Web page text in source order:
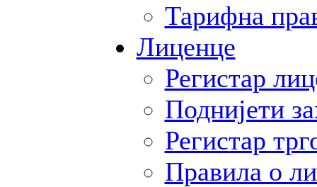
Тарифна
Лиценце
Регистар
Поднијети
Регистар
Правила о